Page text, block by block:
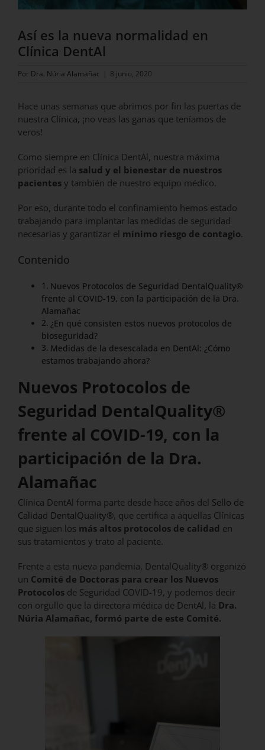
Así es la nueva normalidad en
Clínica DentAl
Por Dra. Núria Alamañac | 8 junio, 2020
Hace unas semanas que abrimos por fin las puertas de
nuestra Clínica, ¡no veas las ganas que teníamos de
veros!
Como siempre en Clínica DentAl, nuestra máxima
prioridad es la salud y el bienestar de nuestros
pacientes y también de nuestro equipo médico.
Por eso, durante todo el confinamiento hemos estado
trabajando para implantar las medidas de seguridad
necesarias y garantizar el mínimo riesgo de contagio.
Contenido
Nuevos Protocolos de Seguridad DentalQuality®
frente al COVID-19, con la participación de la Dra.
Alamañac
¿En qué consisten estos nuevos protocolos de
bioseguridad?
Medidas de la desescalada en DentAl: ¿Cómo
estamos trabajando ahora?
Nuevos Protocolos de
Seguridad DentalQuality®
frente al COVID-19, con la
participación de la Dra.
Alamañac
Clínica DentAl forma parte desde hace años del Sello de
Calidad DentalQuality®, que certifica a aquellas Clínicas
que siguen los más altos protocolos de calidad en
sus tratamientos y trato al paciente.
Frente a esta nueva pandemia, DentalQuality® organizó
un Comité de Doctoras para crear los Nuevos
Protocolos de Seguridad COVID-19, y podemos decir
con orgullo que la directora médica de DentAl, la Dra.
Núria Alamañac, formó parte de este Comité.